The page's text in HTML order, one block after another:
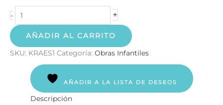
- +
AÑADIR AL CARRITO
SKU: KRAES1 Categoría: Obras Infantiles
AÑADIR A LA LISTA DE DESEOS
Descripción